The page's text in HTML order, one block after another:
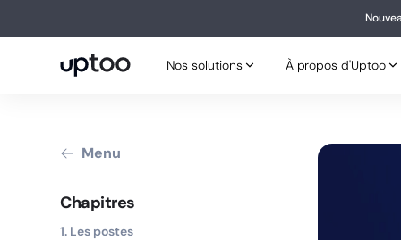
Nos solutions À propos d'Uptoo
Nos solutions À propos d'Uptoo
Menu
Chapitres
1. Les postes